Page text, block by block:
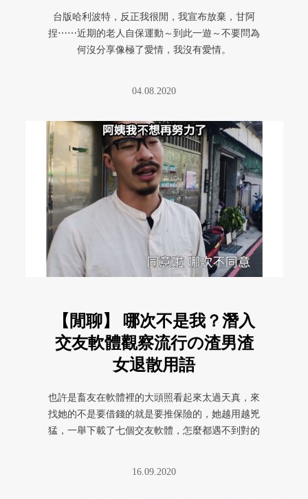
台版哈利波特，反正我很閒，我宣布放棄，甘阿
捏⋯⋯近期的老人自保運動～到此一遊～不要問為
何沒分享像極了愛情，我沒有愛情。
04.08.2020
【閒聊】 哪次不是我？潛入
交友軟體觀察流行の渣男渣
女退散用語
也許是畜友在軟體裡的大頭照看起來太過天真，來
找她的不是要借錢的就是要推保險的，她越用越兇
猛，一舉下載了七個交友軟體，怎麼都遇不到對的
16.09.2020